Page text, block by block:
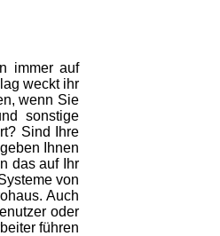
immer auf
weckt ihr
wenn Sie
sonstige
Sind Ihre
Ihnen
das auf Ihr
von
Auch
oder
führen